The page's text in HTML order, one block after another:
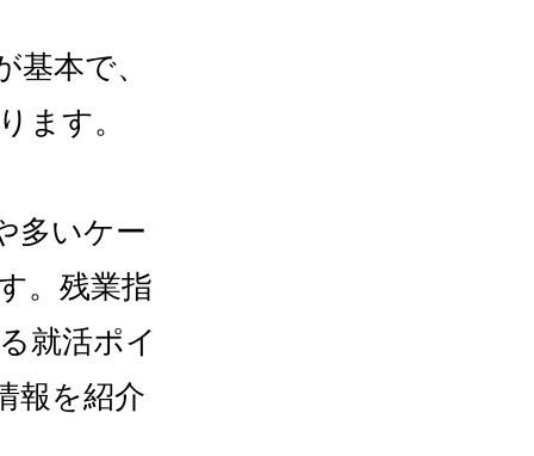
本で、
ます。
多いケー
。残業指
就活ポイ
報を紹介